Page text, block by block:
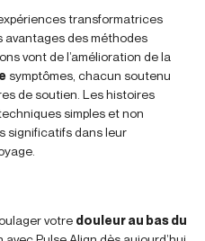
transformatrices
avantages des méthodes
vont de l’amélioration de la
symptômes, chacun soutenu
de soutien. Les histoires
simples et non
significatifs dans leur
votre douleur au bas du